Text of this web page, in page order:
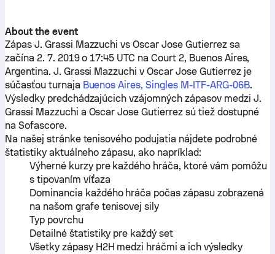
About the event
Zápas J. Grassi Mazzuchi vsOscar Jose Gutierrezsa
začína 2. 7. 2019 o 17:45 UTC na Court 2, Buenos Aires,
Argentina. J. Grassi Mazzuchi vOscar Jose Gutierrezje
súčasťou turnaja Buenos Aires, Singles M-ITF-ARG-06B.
Výsledky predchádzajúcich vzájomných zápasov medzi J.
Grassi Mazzuchi a Oscar Jose Gutierrezsú tiež dostupné
na Sofascore.
Na našej stránke tenisového podujatia nájdete podrobné
štatistiky aktuálneho zápasu, ako napríklad:
Výherné kurzy pre každého hráča, ktoré vám pomôžu
s tipovaním víťaza
Dominancia každého hráča počas zápasu zobrazená
na našom grafe tenisovej sily
Typ povrchu
Detailné štatistiky pre každý set
Všetky zápasy H2H medzi hráčmi a ich výsledky